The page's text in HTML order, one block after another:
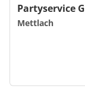
Partyservice
Mettlach